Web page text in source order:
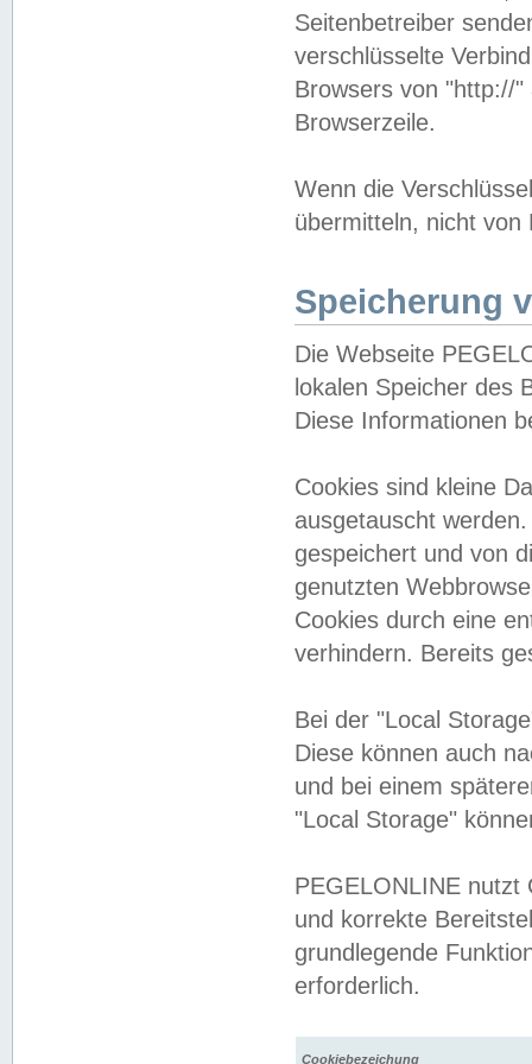
Seitenbetreiber
verschlüsselte
Browsers von "http://
Browserzeile.
Wenn die
übermitteln, nicht von
Speicherung
Die Webseite
lokalen Speicher des
Diese Informationen
Cookies sind kleine
ausgetauscht
gespeichert und von
genutzten
Cookies durch eine
verhindern. Bereits
Bei der "Local
Diese können auch
und bei einem
"Local Storage"
PEGELONLINE nutzt
und korrekte
grundlegende
erforderlich.
Cookiebezeichung